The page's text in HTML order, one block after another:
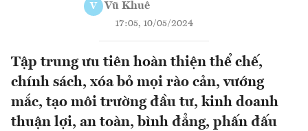
V Vũ Khuê
17:05, 10/05/2024
Tập trung ưu tiên hoàn thiện thể chế,
chính sách, xóa bỏ mọi rào cản, vướng
mắc, tạo môi trường đầu tư, kinh doanh
thuận lợi, an toàn, bình đẳng, phấn đấu